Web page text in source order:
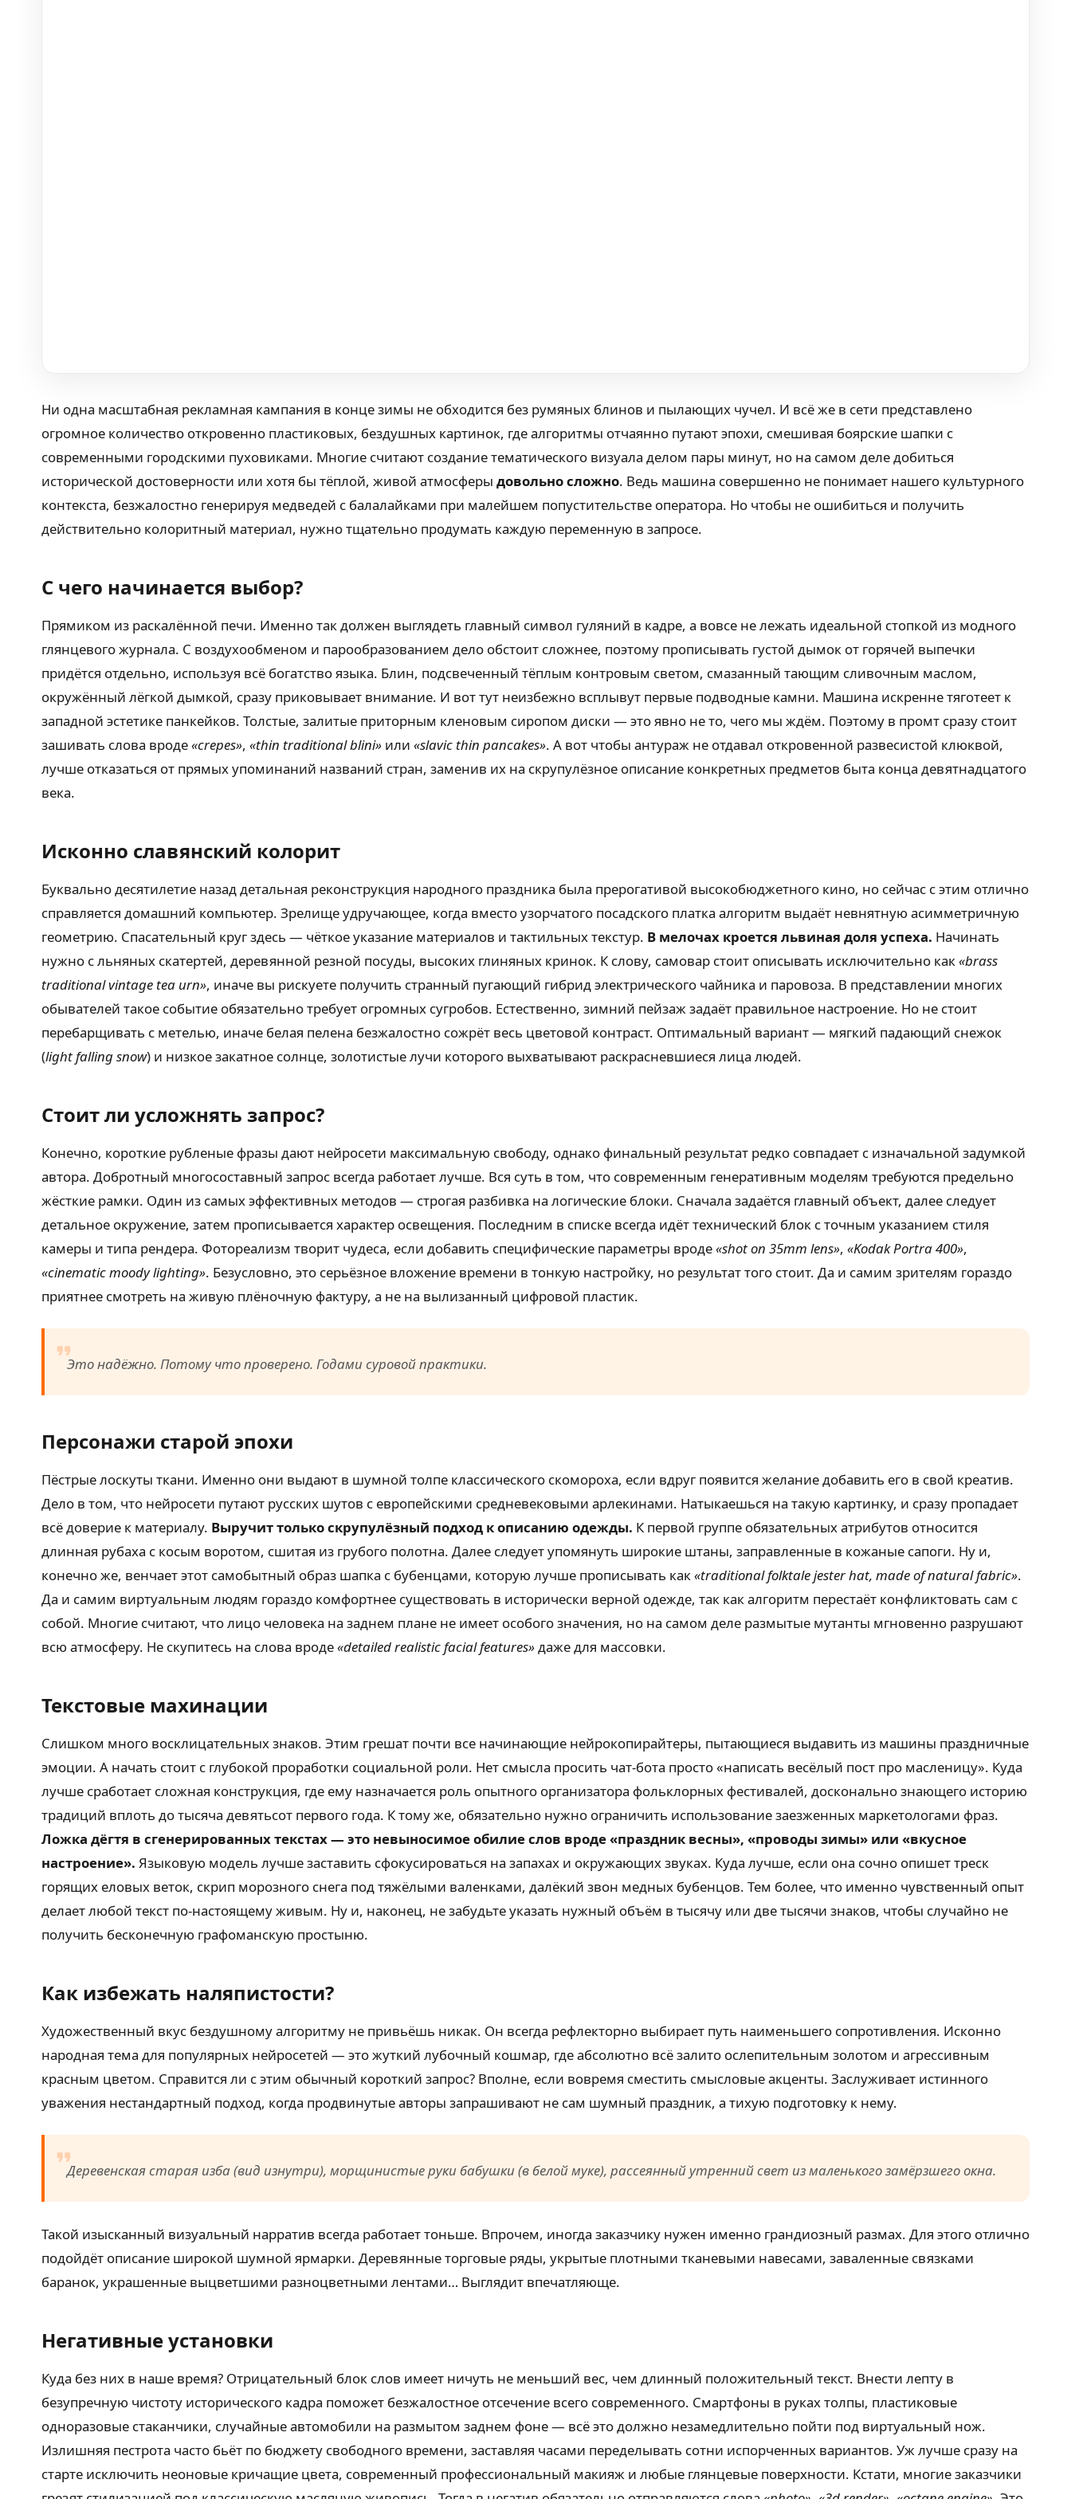
Ни одна масштабная рекламная кампания в конце зимы не обходится без румяных блинов и пылающих чучел. И всё же в сети представлено
огромное количество откровенно пластиковых, бездушных картинок, где алгоритмы отчаянно путают эпохи, смешивая боярские шапки с
современными городскими пуховиками. Многие считают создание тематического визуала делом пары минут, но на самом деле добиться
исторической достоверности или хотя бы тёплой, живой атмосферы довольно сложно. Ведь машина совершенно не понимает нашего культурного
контекста, безжалостно генерируя медведей с балалайками при малейшем попустительстве оператора. Но чтобы не ошибиться и получить
действительно колоритный материал, нужно тщательно продумать каждую переменную в запросе.
С чего начинается выбор?
Прямиком из раскалённой печи. Именно так должен выглядеть главный символ гуляний в кадре, а вовсе не лежать идеальной стопкой из модного
глянцевого журнала. С воздухообменом и парообразованием дело обстоит сложнее, поэтому прописывать густой дымок от горячей выпечки
придётся отдельно, используя всё богатство языка. Блин, подсвеченный тёплым контровым светом, смазанный тающим сливочным маслом,
окружённый лёгкой дымкой, сразу приковывает внимание. И вот тут неизбежно всплывут первые подводные камни. Машина искренне тяготеет к
западной эстетике панкейков. Толстые, залитые приторным кленовым сиропом диски — это явно не то, чего мы ждём. Поэтому в промт сразу стоит
зашивать слова вроде«crepes», «thin traditional blini» или «slavic thin pancakes». А вот чтобы антураж не отдавал откровенной развесистой клюквой,
лучше отказаться от прямых упоминаний названий стран, заменив их на скрупулёзное описание конкретных предметов быта конца девятнадцатого
века.
Исконно славянский колорит
Буквально десятилетие назад детальная реконструкция народного праздника была прерогативой высокобюджетного кино, но сейчас с этим отлично
справляется домашний компьютер. Зрелище удручающее, когда вместо узорчатого посадского платка алгоритм выдаёт невнятную асимметричную
геометрию. Спасательный круг здесь — чёткое указание материалов и тактильных текстур. В мелочах кроется львиная доля успеха. Начинать
нужно с льняных скатертей, деревянной резной посуды, высоких глиняных кринок. К слову, самовар стоит описывать исключительно как«brass
traditional vintage tea urn», иначе вы рискуете получить странный пугающий гибрид электрического чайника и паровоза. В представлении многих
обывателей такое событие обязательно требует огромных сугробов. Естественно, зимний пейзаж задаёт правильное настроение. Но не стоит
перебарщивать с метелью, иначе белая пелена безжалостно сожрёт весь цветовой контраст. Оптимальный вариант — мягкий падающий снежок
(light falling snow) и низкое закатное солнце, золотистые лучи которого выхватывают раскрасневшиеся лица людей.
Стоит ли усложнять запрос?
Конечно, короткие рубленые фразы дают нейросети максимальную свободу, однако финальный результат редко совпадает с изначальной задумкой
автора. Добротный многосоставный запрос всегда работает лучше. Вся суть в том, что современным генеративным моделям требуются предельно
жёсткие рамки. Один из самых эффективных методов — строгая разбивка на логические блоки. Сначала задаётся главный объект, далее следует
детальное окружение, затем прописывается характер освещения. Последним в списке всегда идёт технический блок с точным указанием стиля
камеры и типа рендера. Фотореализм творит чудеса, если добавить специфические параметры вроде«shot on 35mm lens», «Kodak Portra 400»,
«cinematic moody lighting». Безусловно, это серьёзное вложение времени в тонкую настройку, но результат того стоит. Да и самим зрителям гораздо
приятнее смотреть на живую плёночную фактуру, а не на вылизанный цифровой пластик.
Это надёжно. Потому что проверено. Годами суровой практики.
Персонажи старой эпохи
Пёстрые лоскуты ткани. Именно они выдают в шумной толпе классического скомороха, если вдруг появится желание добавить его в свой креатив.
Дело в том, что нейросети путают русских шутов с европейскими средневековыми арлекинами. Натыкаешься на такую картинку, и сразу пропадает
всё доверие к материалу. Выручит только скрупулёзный подход к описанию одежды. К первой группе обязательных атрибутов относится
длинная рубаха с косым воротом, сшитая из грубого полотна. Далее следует упомянуть широкие штаны, заправленные в кожаные сапоги. Ну и,
конечно же, венчает этот самобытный образ шапка с бубенцами, которую лучше прописывать как«traditional folktale jester hat, made of natural fabric».
Да и самим виртуальным людям гораздо комфортнее существовать в исторически верной одежде, так как алгоритм перестаёт конфликтовать сам с
собой. Многие считают, что лицо человека на заднем плане не имеет особого значения, но на самом деле размытые мутанты мгновенно разрушают
всю атмосферу. Не скупитесь на слова вроде«detailed realistic facial features»даже для массовки.
Текстовые махинации
Слишком много восклицательных знаков. Этим грешат почти все начинающие нейрокопирайтеры, пытающиеся выдавить из машины праздничные
эмоции. А начать стоит с глубокой проработки социальной роли. Нет смысла просить чат-бота просто «написать весёлый пост про масленицу». Куда
лучше сработает сложная конструкция, где ему назначается роль опытного организатора фольклорных фестивалей, досконально знающего историю
традиций вплоть до тысяча девятьсот первого года. К тому же, обязательно нужно ограничить использование заезженных маркетологами фраз.
Ложка дёгтя в сгенерированных текстах — это невыносимое обилие слов вроде «праздник весны», «проводы зимы» или «вкусное
настроение». Языковую модель лучше заставить сфокусироваться на запахах и окружающих звуках. Куда лучше, если она сочно опишет треск
горящих еловых веток, скрип морозного снега под тяжёлыми валенками, далёкий звон медных бубенцов. Тем более, что именно чувственный опыт
делает любой текст по-настоящему живым. Ну и, наконец, не забудьте указать нужный объём в тысячу или две тысячи знаков, чтобы случайно не
получить бесконечную графоманскую простыню.
Как избежать наляпистости?
Художественный вкус бездушному алгоритму не привьёшь никак. Он всегда рефлекторно выбирает путь наименьшего сопротивления. Исконно
народная тема для популярных нейросетей — это жуткий лубочный кошмар, где абсолютно всё залито ослепительным золотом и агрессивным
красным цветом. Справится ли с этим обычный короткий запрос? Вполне, если вовремя сместить смысловые акценты. Заслуживает истинного
уважения нестандартный подход, когда продвинутые авторы запрашивают не сам шумный праздник, а тихую подготовку к нему.
Деревенская старая изба (вид изнутри), морщинистые руки бабушки (в белой муке), рассеянный утренний свет из маленького замёрзшего окна.
Такой изысканный визуальный нарратив всегда работает тоньше. Впрочем, иногда заказчику нужен именно грандиозный размах. Для этого отлично
подойдёт описание широкой шумной ярмарки. Деревянные торговые ряды, укрытые плотными тканевыми навесами, заваленные связками
баранок, украшенные выцветшими разноцветными лентами… Выглядит впечатляюще.
Негативные установки
Куда без них в наше время? Отрицательный блок слов имеет ничуть не меньший вес, чем длинный положительный текст. Внести лепту в
безупречную чистоту исторического кадра поможет безжалостное отсечение всего современного. Смартфоны в руках толпы, пластиковые
одноразовые стаканчики, случайные автомобили на размытом заднем фоне — всё это должно незамедлительно пойти под виртуальный нож.
Излишняя пестрота часто бьёт по бюджету свободного времени, заставляя часами переделывать сотни испорченных вариантов. Уж лучше сразу на
старте исключить неоновые кричащие цвета, современный профессиональный макияж и любые глянцевые поверхности. Кстати, многие заказчики